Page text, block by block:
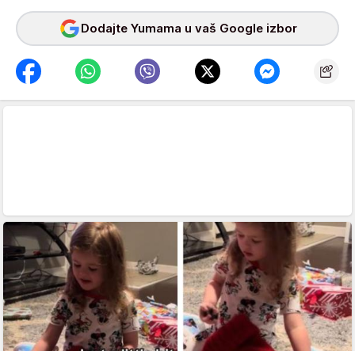
Dodajte Yumama u vaš Google izbor